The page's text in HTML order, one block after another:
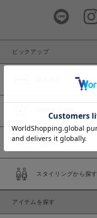
商品タイプ
ピックアップ
予約商品
スタイリングから探す
アイテムを探す